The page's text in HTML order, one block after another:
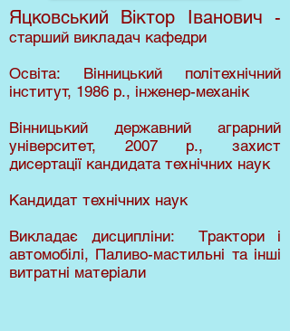
Яцковський Віктор Іванович -
старший викладач кафедри
Освіта: Вінницький політехнічний
інститут, 1986 р., інженер-механік
Вінницький державний аграрний
університет, 2007 р., захист
дисертації кандидата технічних наук
Кандидат технічних наук
Викладає дисципліни: Трактори і
автомобілі, Паливо-мастильні та інші
витратні матеріали